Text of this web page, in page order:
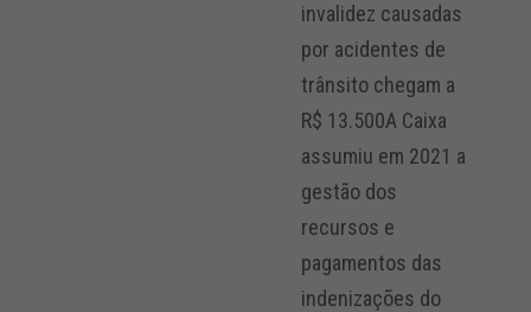
invalidez causadas
por acidentes de
trânsito chegam a
R$ 13.500A Caixa
assumiu em 2021 a
gestão dos
recursos e
pagamentos das
indenizações do